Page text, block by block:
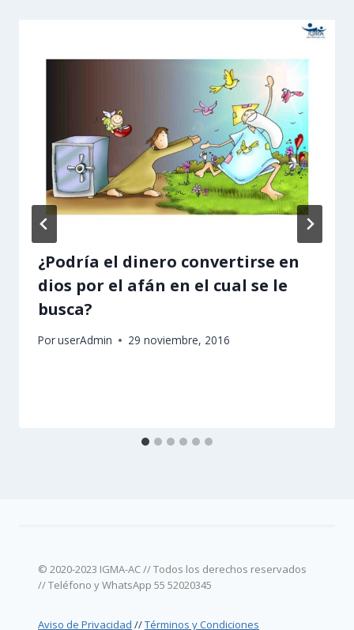
¿Podría el dinero convertirse en
dios por el afán en el cual se le
busca?
PoruserAdmin 29 noviembre, 2016
© 2020-2023 IGMA-AC // Todos los derechos reservados
// Teléfono y WhatsApp 55 52020345
Aviso de Privacidad //Términos y Condiciones